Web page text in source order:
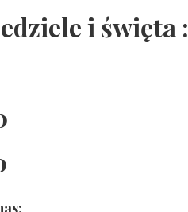
i święta :